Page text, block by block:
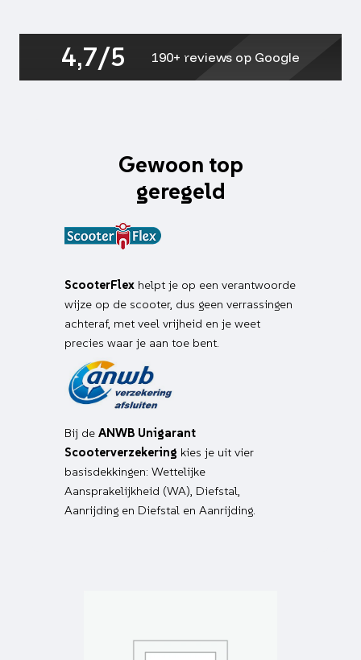
4,7/5 190+ reviews op Google
Gewoon top
geregeld
ScooterFlex helpt je op een verantwoorde
wijze op de scooter, dus geen verrassingen
achteraf, met veel vrijheid en je weet
precies waar je aan toe bent.
Bij de ANWB Unigarant
Scooterverzekering kies je uit vier
basisdekkingen: Wettelijke
Aansprakelijkheid (WA), Diefstal,
Aanrijding en Diefstal en Aanrijding.